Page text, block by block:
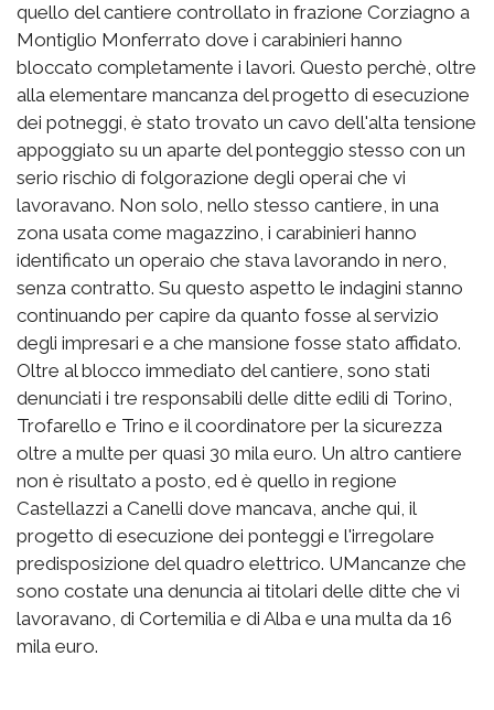
quello del cantiere controllato in frazione Corziagno a
Montiglio Monferrato dove i carabinieri hanno
bloccato completamente i lavori. Questo perchè, oltre
alla elementare mancanza del progetto di esecuzione
dei potneggi, è stato trovato un cavo dell'alta tensione
appoggiato su un aparte del ponteggio stesso con un
serio rischio di folgorazione degli operai che vi
lavoravano. Non solo, nello stesso cantiere, in una
zona usata come magazzino, i carabinieri hanno
identificato un operaio che stava lavorando in nero,
senza contratto. Su questo aspetto le indagini stanno
continuando per capire da quanto fosse al servizio
degli impresari e a che mansione fosse stato affidato.
Oltre al blocco immediato del cantiere, sono stati
denunciati i tre responsabili delle ditte edili di Torino,
Trofarello e Trino e il coordinatore per la sicurezza
oltre a multe per quasi 30 mila euro. Un altro cantiere
non è risultato a posto, ed è quello in regione
Castellazzi a Canelli dove mancava, anche qui, il
progetto di esecuzione dei ponteggi e l'irregolare
predisposizione del quadro elettrico. UMancanze che
sono costate una denuncia ai titolari delle ditte che vi
lavoravano, di Cortemilia e di Alba e una multa da 16
mila euro.